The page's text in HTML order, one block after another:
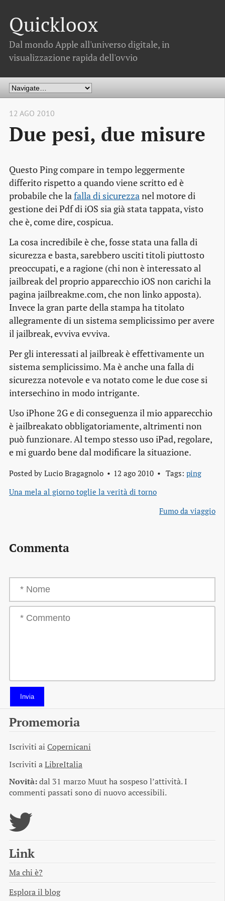
Quickloox
Dal mondo Apple all'universo digitale, in
visualizzazione rapida dell'ovvio
12 AGO 2010
Due pesi, due misure
Questo Ping compare in tempo leggermente
differito rispetto a quando viene scritto ed è
probabile che lafalla di sicurezzanel motore di
gestione dei Pdf di iOS sia già stata tappata, visto
che è, come dire, cospicua.
La cosa incredibile è che, fosse stata una falla di
sicurezza e basta, sarebbero usciti titoli piuttosto
preoccupati, e a ragione (chi non è interessato al
jailbreakdel proprio apparecchio iOS non carichi la
pagina jailbreakme.com, che non linko apposta).
Invece la gran parte della stampa ha titolato
allegramente di un sistema semplicissimo per avere
iljailbreak, evviva evviva.
Per gli interessati aljailbreakè effettivamente un
sistema semplicissimo. Ma è anche una falla di
sicurezza notevole e va notato come le due cose si
intersechino in modo intrigante.
Uso iPhone 2G e di conseguenza il mio apparecchio
èjailbreakatoobbligatoriamente, altrimenti non
può funzionare. Al tempo stesso uso iPad, regolare,
e mi guardo bene dal modificare la situazione.
Posted by Lucio Bragagnolo 12 ago 2010 Tags: ping
Una mela al giorno toglie la verità di torno
Fumo da viaggio
Commenta
Invia
Promemoria
Iscriviti ai Copernicani
Iscriviti aLibreItalia
Novità:dal 31 marzo Muut ha sospeso l’attività. I
commenti passati sono di nuovo accessibili.
Link
Ma chi è?
Esplora il blog